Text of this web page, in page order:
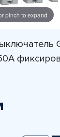
pinch to expand